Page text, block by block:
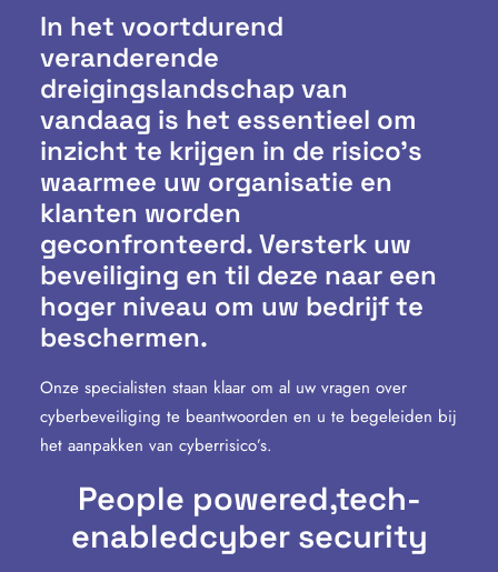
In het voortdurend
veranderende
dreigingslandschap van
vandaag is het essentieel om
inzicht te krijgen in de risico’s
waarmee uw organisatie en
klanten worden
geconfronteerd. Versterk uw
beveiliging en til deze naar een
hoger niveau om uw bedrijf te
beschermen.
Onze specialisten staan klaar om al uw vragen over
cyberbeveiliging te beantwoorden en u te begeleiden bij
het aanpakken van cyberrisico’s.
People powered,tech-
enabledcyber security